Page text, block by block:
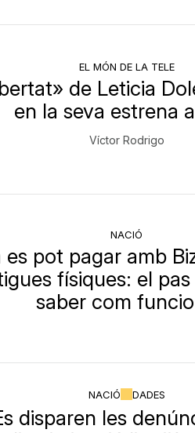
EL MÓN DE LA TELE
de Leticia
en la seva estrena
Víctor Rodrigo
NACIÓ
es pot pagar amb
físiques: el
saber com
NACIÓ DADES
disparen les